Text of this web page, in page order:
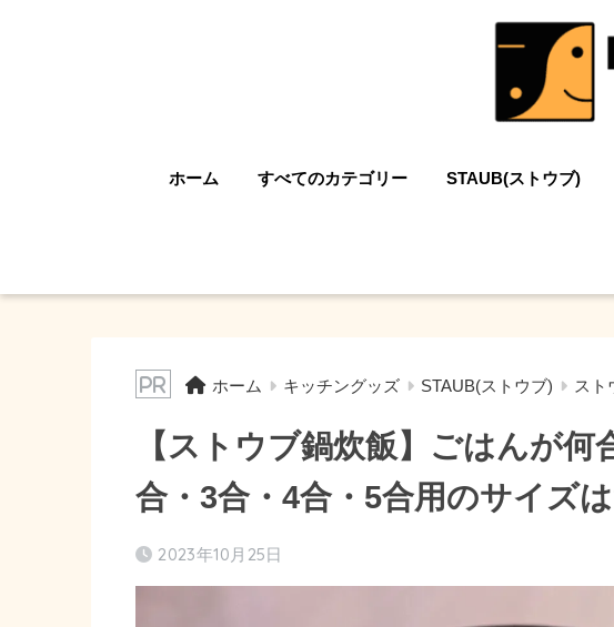
ホーム すべてのカテゴリー STAUB(ストウブ)
ホーム キッチングッズ STAUB(ストウブ) スト
【ストウブ鍋炊飯】ごはんが何
合・3合・4合・5合用のサイズ
2023年10月25日